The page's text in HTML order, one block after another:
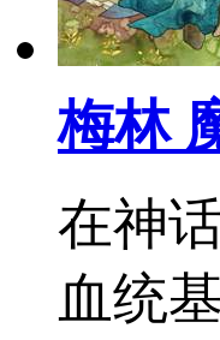
梅林
在神
血统